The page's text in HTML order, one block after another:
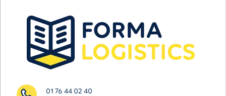
01 76 44 02 40